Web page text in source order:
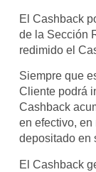
El Cashback
de la Sección
redimido el
Siempre que
Cliente podrá
Cashback
en efectivo,
depositado en
El Cashback